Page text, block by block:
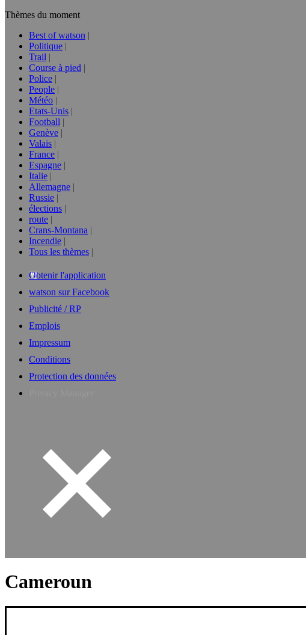
Thèmes du moment
Best of watson
Politique
Trail
Course à pied
Police
People
Météo
Etats-Unis
Football
Genève
Valais
France
Espagne
Italie
Allemagne
Russie
élections
route
Crans-Montana
Incendie
Tous les thèmes
Obtenir l'application
watson sur Facebook
Publicité / RP
Emplois
Impressum
Conditions
Protection des données
Cameroun